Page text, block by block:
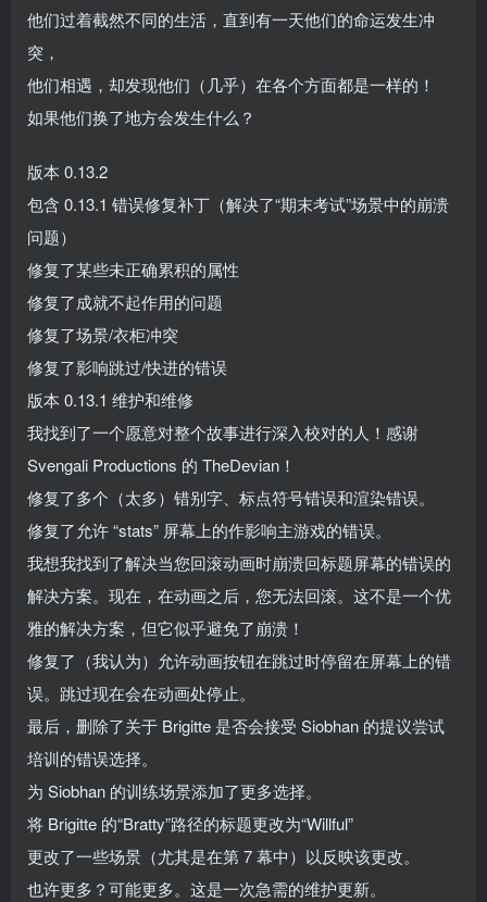
他们过着截然不同的生活，直到有一天他们的命运发生冲
突，
他们相遇，却发现他们（几乎）在各个方面都是一样的！
如果他们换了地方会发生什么？
版本 0.13.2
包含 0.13.1 错误修复补丁（解决了“期末考试”场景中的崩溃
问题）
修复了某些未正确累积的属性
修复了成就不起作用的问题
修复了场景/衣柜冲突
修复了影响跳过/快进的错误
版本 0.13.1 维护和维修
我找到了一个愿意对整个故事进行深入校对的人！感谢
Svengali Productions 的 TheDevian！
修复了多个（太多）错别字、标点符号错误和渲染错误。
修复了允许 “stats” 屏幕上的作影响主游戏的错误。
我想我找到了解决当您回滚动画时崩溃回标题屏幕的错误的
解决方案。现在，在动画之后，您无法回滚。这不是一个优
雅的解决方案，但它似乎避免了崩溃！
修复了（我认为）允许动画按钮在跳过时停留在屏幕上的错
误。跳过现在会在动画处停止。
最后，删除了关于 Brigitte 是否会接受 Siobhan 的提议尝试
培训的错误选择。
为 Siobhan 的训练场景添加了更多选择。
将 Brigitte 的“Bratty”路径的标题更改为“Willful”
更改了一些场景（尤其是在第 7 幕中）以反映该更改。
也许更多？可能更多。这是一次急需的维护更新。